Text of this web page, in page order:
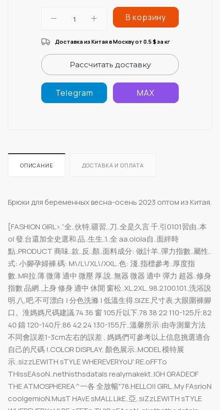
В корзину
Доставка из Китая в Москву от 0.5 $за кг
Рассчитать доставку
Telegram MAX
ОПИСАНИЕ ДОСТАВКА И ОПЛАТА
Брюки для беременных весна-осень 2023 оптом из Китая.
[FASHION GIRL>.“全..伙特,疆習,.刀..全是久言 千.引0101習由..本
ol 發.台還加全史選和.品..生生..1..全 aa.olola自..面絆時
點..PRODUCT 商味..款..反..顏..面料成分: 做計羊..彈力指數..屬性..
式: 小腳孕婦褲.碼: M\/L\/XL\/XXL..色: 淺..指標參考..厚度指
數..MR拉.薄 微薄 適中 微壓 厚.說..無器 微器 適中 彈力 超器..修身
指數 品網..上身 修身 適中 休閒 窗松..XL.2XL..98.2.100.101..洗浴說
明.八,吧.不可漂白 | 分色洗滌 | 低溫生得.SIZE.尺寸表.大眼圍褲腳
口。淮媽媽尺碼建議.74 36 窗 105斤以下.78 38 22 110-125斤.82
40 鑄 120-140斤.86 42 24 130-155斤..溫馨所示:由寺測量方法
不同會誤差1-3cm左右的誤差 , 媽媽們可參考以上信息挑選適合
自己的尺碼 !.COLOR DISPLAY, 顏色展示..MODEL 模特展
示..sizzLEWITH sTYLE WHEREVERYoU' RE.oFFTo
THIssEAsoN..nethisthsdatals realymakekt..IGH GRADEOF
THE ATMOSPHEREA^一各 全放暢"78.HELLO!I GIRL..My FAsrioN
coolgemioN.MusT HAvE sMALL LikE..亞..siZzLEWITH sTYLE